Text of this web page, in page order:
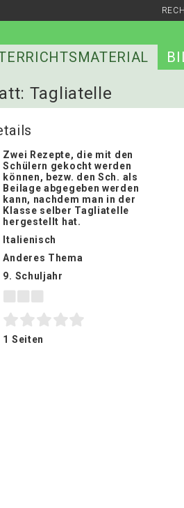
Tagliatelle
Zwei Rezepte, die mit den
Schülern gekocht werden
können, bezw. den Sch. als
Beilage abgegeben werden
kann, nachdem man in der
Klasse selber Tagliatelle
hergestellt hat.
Italienisch
Anderes Thema
9. Schuljahr
1 Seiten